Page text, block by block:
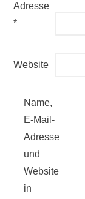
Adresse
*
Website
Name,
E-Mail-
Adresse
und
Website
in